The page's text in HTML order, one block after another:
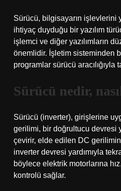
Sürücü, bilgisayarın işlevlerini
ihtiyaç duyduğu bir yazılım
işlemci ve diğer yazılımların
önemlidir. İşletim sisteminden
programlar sürücü aracılığıyla
Sürücü nedir,
Sürücü (inverter), girişlerine
gerilimi, bir doğrultucu devresi
çevirir, elde edilen DC gerilimin
inverter devresi yardımıyla
böylece elektrik motorlarına
kontrolü sağlar.